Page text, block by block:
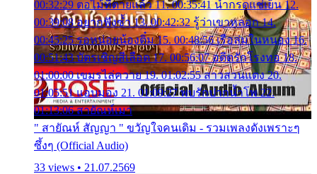
00:32:29 ตอไม้ที่ตายแล้ว 11. 00:35:41 น้ำกรดแช่เย็น 12.
00:39:08 อยากฟังซ้ำ 13. 00:42:32 รู้ว่าเขาหลอก 14.
00:45:25 รอหน่อยน้องติ๋ม 15. 00:48:56 เรือล่มในหนอง 16.
00:51:43 บัตรเชิญสีเลือด 17. 00:56:07 อดีตรักโรงทอ 18.
01:00:00 เขมรไล่ควาย 19. 01:02:55 สาวสวนแตง 20.
01:05:51 แอบมอง 21. 01:09:27 พบรักปากน้ำโพ 22.
01:13:06 สายัณห์เมา
" สายัณห์ สัญญา " ขวัญใจคนเดิม - รวมเพลงดังเพราะๆ
ซึ้งๆ (Official Audio)
33 views • 21.07.2569